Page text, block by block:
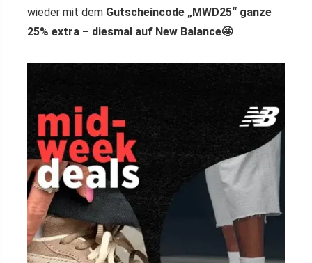
wieder mit dem Gutscheincode „MWD25“ ganze
25% extra – diesmal auf New Balance🤩